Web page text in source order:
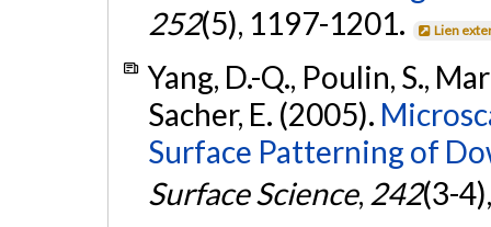
252(5), 1197-1201. Lien
Yang, D.-Q., Poulin, S.,
Sacher, E. (2005).
Surface Patterning of
Surface Science, 242(3-